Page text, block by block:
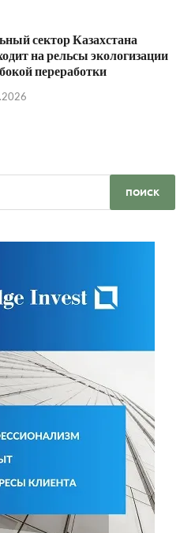
сектор Казахстана
на рельсы экологизации
переработки